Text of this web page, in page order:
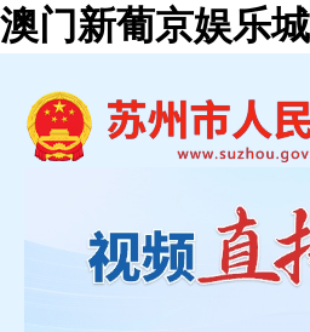
澳门新葡京娱乐城